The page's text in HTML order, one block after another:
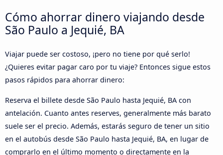
Cómo ahorrar dinero viajando desde
São Paulo a Jequié, BA
Viajar puede ser costoso, ¡pero no tiene por qué serlo!
¿Quieres evitar pagar caro por tu viaje? Entonces sigue estos
pasos rápidos para ahorrar dinero:
Reserva el billete desde São Paulo hasta Jequié, BA con
antelación. Cuanto antes reserves, generalmente más barato
suele ser el precio. Además, estarás seguro de tener un sitio
en el autobús desde São Paulo hasta Jequié, BA, en lugar de
comprarlo en el último momento o directamente en la